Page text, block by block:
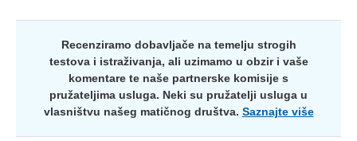
Recenziramo dobavljače na temelju strogih
testova i istraživanja, ali uzimamo u obzir i vaše
komentare te naše partnerske komisije s
pružateljima usluga. Neki su pružatelji usluga u
vlasništvu našeg matičnog društva. Saznajte više